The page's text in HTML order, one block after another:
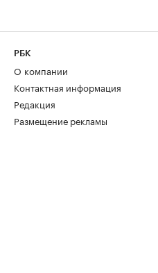
РБК
О компании
Контактная информация
Редакция
Размещение рекламы